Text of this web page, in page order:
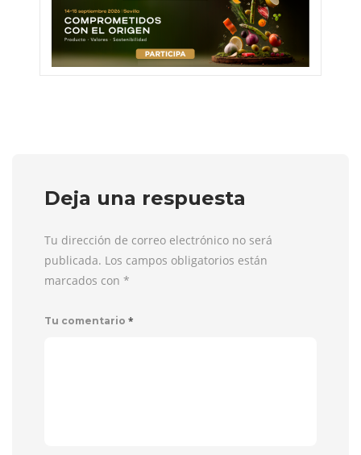
Deja una respuesta
Tu dirección de correo electrónico no será
publicada. Los campos obligatorios están
marcados con *
Tu comentario *